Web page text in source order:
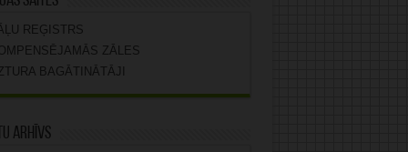
REĢISTRS
ZĀLES
BAGĀTINĀTĀJI
arhīvs